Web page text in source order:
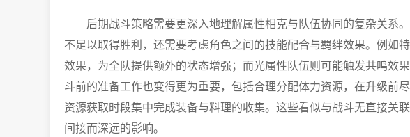
后期战斗策略需要更深入地理解属性相克与队伍协同的复杂关系
不足以取得胜利，还需要考虑角色之间的技能配合与羁绊效果。例如
效果，为全队提供额外的状态增强；而光属性队伍则可能触发共鸣效
斗前的准备工作也变得更为重要，包括合理分配体力资源，在升级前
资源获取时段集中完成装备与料理的收集。这些看似与战斗无直接关
间接而深远的影响。